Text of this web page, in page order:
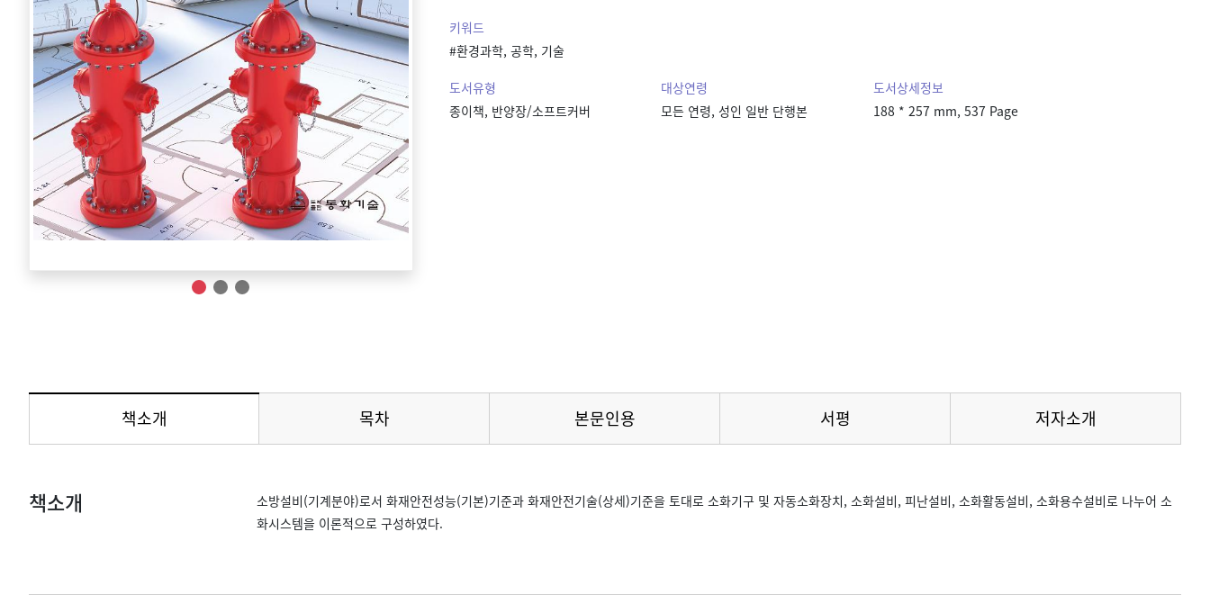
키워드
#환경과학, 공학, 기술
도서유형
종이책, 반양장/소프트커버
대상연령
모든 연령, 성인 일반 단행본
도서상세정보
188 * 257 mm, 537 Page
책소개메뉴 선택됨 목차 본문인용 서평 저자소개
책소개
소방설비(기계분야)로서 화재안전성능(기본)기준과 화재안전기술(상세)기준을 토대로 소화기구 및 자동소화장치, 소화설비, 피난설비, 소화활동설비, 소화용수설비로 나누어 소
화시스템을 이론적으로 구성하였다.